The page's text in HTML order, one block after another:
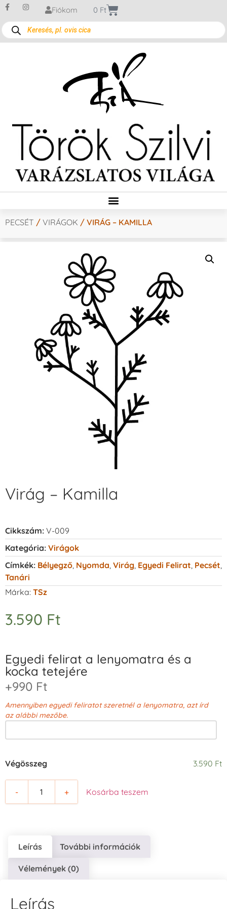
Fiókom 0 Ft
PECSÉT / VIRÁGOK / VIRÁG – KAMILLA
Virág – Kamilla
Cikkszám: V-009
Kategória: Virágok
Címkék: Bélyegző Nyomda Virág Egyedi Felirat Pecsét
Tanári
Márka: TSz
3.590 Ft
Egyedi felirat a lenyomatra és a
kocka tetejére
+990 Ft
Amennyiben egyedi feliratot szeretnél a lenyomatra, azt írd
az alábbi mezőbe.
Végösszeg 3.590 Ft
- + Kosárba teszem
Leírás További információk
Vélemények (0)
Leírás